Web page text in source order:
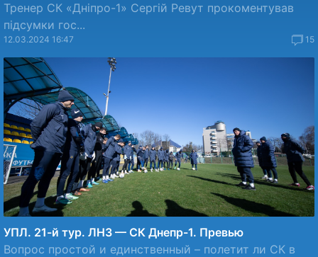
Тренер СК «Дніпро-1» Сергій Ревут прокоментував
підсумки гос...
12.03.2024 16:47 15
УПЛ. 21-й тур. ЛНЗ — СК Днепр-1. Превью
Вопрос простой и единственный – полетит ли СК в